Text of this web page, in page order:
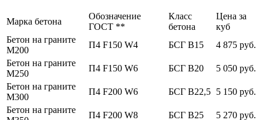
Марка бетона
Обозначение
ГОСТ **
Класс
бетона
Цена за
куб
Бетон на граните
М200
П4 F150 W4 БСГ В15
4 875 руб.
Бетон на граните
М250
П4 F150 W6 БСГ В20
5 050 руб.
Бетон на граните
М300
П4 F200 W6 БСГ В22,5 5 150 руб.
Бетон на граните
П4 F200 W8 БСГ В25
5 270 руб.